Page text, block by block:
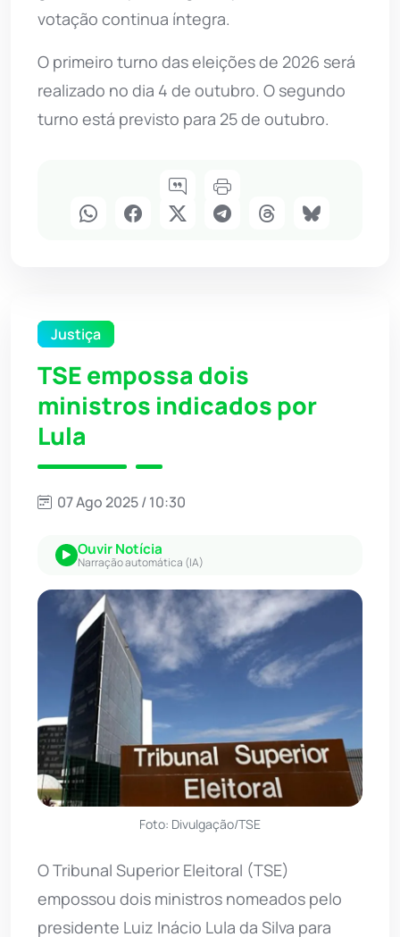
votação continua íntegra.
O primeiro turno das eleições de 2026 será
realizado no dia 4 de outubro. O segundo
turno está previsto para 25 de outubro.
Justiça
TSE empossa dois
ministros indicados por
Lula
07 Ago 2025 / 10:30
Ouvir Notícia
Narração automática (IA)
Foto: Divulgação/TSE
O Tribunal Superior Eleitoral (TSE)
empossou dois ministros nomeados pelo
presidente Luiz Inácio Lula da Silva para